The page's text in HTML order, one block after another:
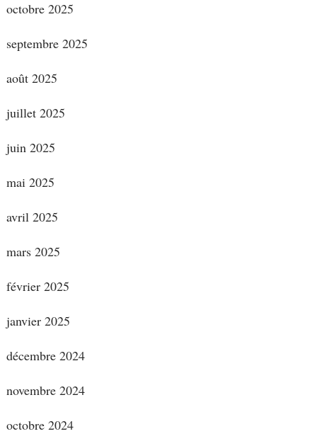
octobre 2025
septembre 2025
août 2025
juillet 2025
juin 2025
mai 2025
avril 2025
mars 2025
février 2025
janvier 2025
décembre 2024
novembre 2024
octobre 2024